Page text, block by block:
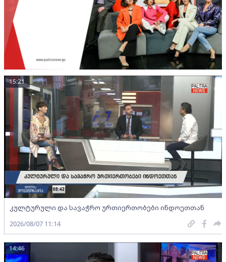
კულტურული და სავაჭრო ურთიერთობები ინდოეთთან
15:21
2026/08/07 11:14
14:46